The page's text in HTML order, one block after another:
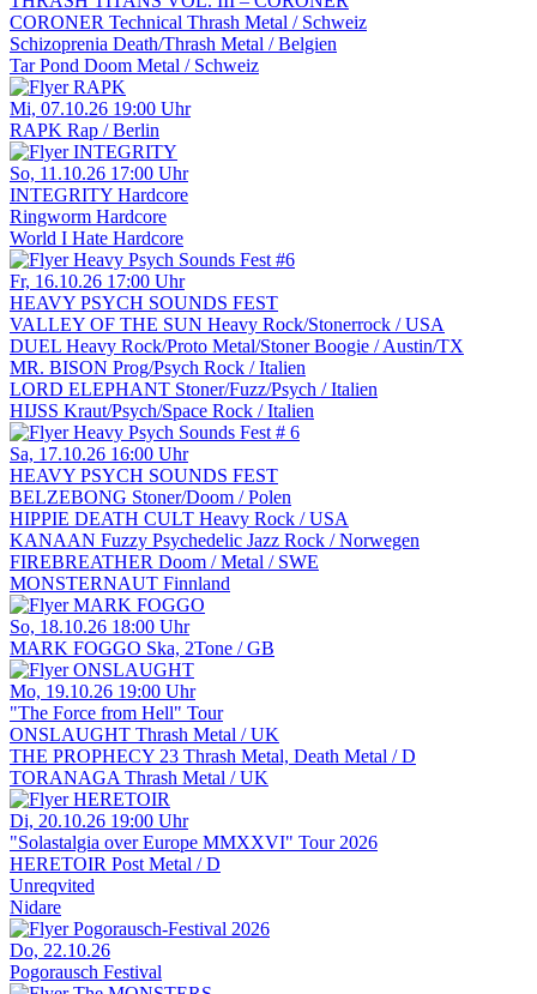
CORONER Technical Thrash Metal / Schweiz
Schizoprenia Death/Thrash Metal / Belgien
Tar Pond Doom Metal / Schweiz
Mi, 07.10.26 19:00 Uhr
RAPK Rap / Berlin
So, 11.10.26 17:00 Uhr
INTEGRITY Hardcore
Ringworm Hardcore
World I Hate Hardcore
Fr, 16.10.26 17:00 Uhr
HEAVY PSYCH SOUNDS FEST
VALLEY OF THE SUN Heavy Rock/Stonerrock / USA
DUEL Heavy Rock/Proto Metal/Stoner Boogie / Austin/TX
MR. BISON Prog/Psych Rock / Italien
LORD ELEPHANT Stoner/Fuzz/Psych / Italien
HIJSS Kraut/Psych/Space Rock / Italien
Sa, 17.10.26 16:00 Uhr
HEAVY PSYCH SOUNDS FEST
BELZEBONG Stoner/Doom / Polen
HIPPIE DEATH CULT Heavy Rock / USA
KANAAN Fuzzy Psychedelic Jazz Rock / Norwegen
FIREBREATHER Doom / Metal / SWE
MONSTERNAUT Finnland
So, 18.10.26 18:00 Uhr
MARK FOGGO Ska, 2Tone / GB
Mo, 19.10.26 19:00 Uhr
"The Force from Hell" Tour
ONSLAUGHT Thrash Metal / UK
THE PROPHECY 23 Thrash Metal, Death Metal / D
TORANAGA Thrash Metal / UK
Di, 20.10.26 19:00 Uhr
"Solastalgia over Europe MMXXVI" Tour 2026
HERETOIR Post Metal / D
Unreqvited
Nidare
Do, 22.10.26
Pogorausch Festival